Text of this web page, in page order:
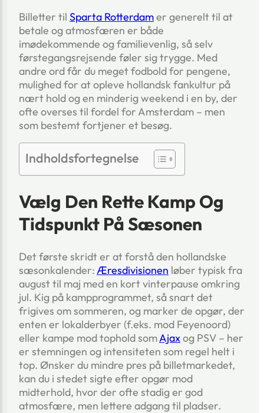
Billetter til Sparta Rotterdamer generelt til at
betale og atmosfæren er både
imødekommende og familievenlig, så selv
førstegangsrejsende føler sig trygge. Med
andre ord får du meget fodbold for pengene,
mulighed for at opleve hollandsk fan­kultur på
nært hold og en minderig weekend i en by, der
ofte overses til fordel for Amsterdam – men
som bestemt fortjener et besøg.
Indholdsfortegnelse
Vælg Den Rette Kamp Og
Tidspunkt På Sæsonen
Det første skridt er at forstå den hollandske
sæsonkalender: Æresdivisionen løber typisk fra
august til maj med en kort vinterpause omkring
jul. Kig på kampprogrammet, så snart det
frigives om sommeren, og marker de opgør, der
enten er lokalderbyer (f.eks. mod Feyenoord)
eller kampe mod tophold somAjaxog PSV – her
er stemningen og intensiteten som regel helt i
top. Ønsker du mindre pres på billetmarkedet,
kan du i stedet sigte efter opgør mod
midterhold, hvor der ofte stadig er god
atmosfære, men lettere adgang til pladser.